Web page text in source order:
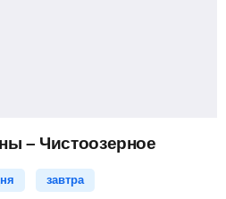
– Чистоозерное
завтра